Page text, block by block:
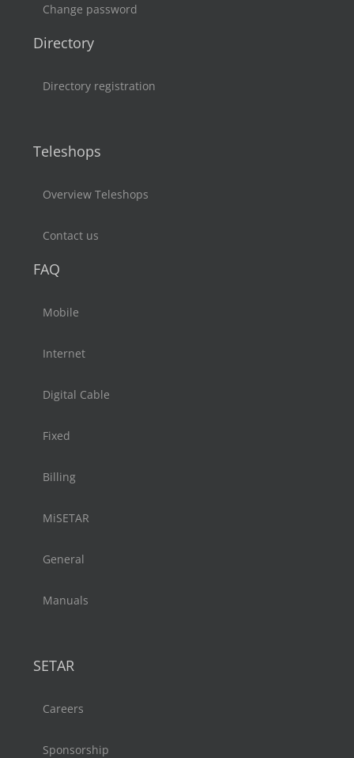
Change password
Directory
Directory registration
Teleshops
Overview Teleshops
Contact us
FAQ
Mobile
Internet
Digital Cable
Fixed
Billing
MiSETAR
General
Manuals
SETAR
Careers
Sponsorship